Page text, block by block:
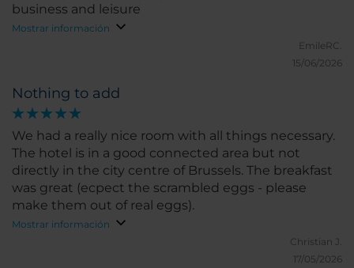
business and leisure
Mostrar información
EmileRC.
15/06/2026
Nothing to add
We had a really nice room with all things necessary.
The hotel is in a good connected area but not
directly in the city centre of Brussels. The breakfast
was great (ecpect the scrambled eggs - please
make them out of real eggs).
Mostrar información
Christian J.
17/05/2026